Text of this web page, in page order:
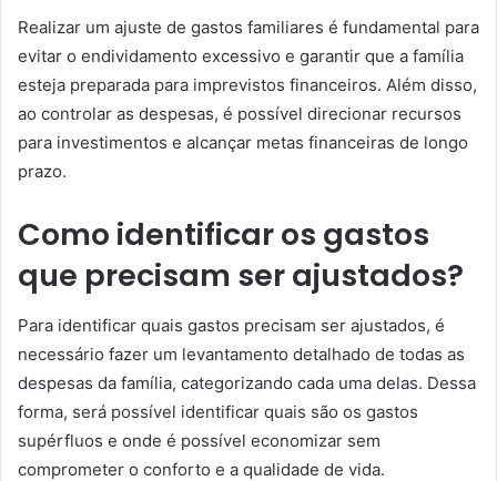
Realizar um ajuste de gastos familiares é fundamental para
evitar o endividamento excessivo e garantir que a família
esteja preparada para imprevistos financeiros. Além disso,
ao controlar as despesas, é possível direcionar recursos
para investimentos e alcançar metas financeiras de longo
prazo.
Como identificar os gastos
que precisam ser ajustados?
Para identificar quais gastos precisam ser ajustados, é
necessário fazer um levantamento detalhado de todas as
despesas da família, categorizando cada uma delas. Dessa
forma, será possível identificar quais são os gastos
supérfluos e onde é possível economizar sem
comprometer o conforto e a qualidade de vida.